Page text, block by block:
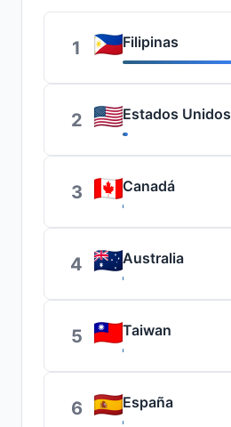
1 Filipinas
2 Estados Unidos
3 Canadá
4 Australia
5 Taiwan
6 España